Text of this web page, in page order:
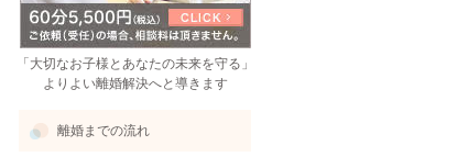
「大切なお子様とあなたの未来を守る」
よりよい離婚解決へと導きます
離婚までの流れ